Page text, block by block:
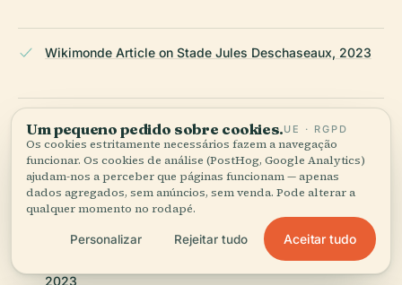
Wikimonde Article on Stade Jules Deschaseaux, 2023
France-Voyage Guide on Le Havre, 2023
TripHobo Travel Guide: Stade Jules Deschaseaux, 2023
Sport en France: Stade Jules Deschaseaux Facilities,
2023
Um pequeno pedido sobre cookies.UE · RGPD
Os cookies estritamente necessários fazem a navegação
funcionar. Os cookies de análise (PostHog, Google Analytics)
ajudam-nos a perceber que páginas funcionam — apenas
dados agregados, sem anúncios, sem venda. Pode alterar a
qualquer momento no rodapé.
Personalizar Rejeitar tudo Aceitar tudo